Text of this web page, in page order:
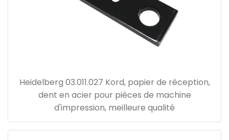
Heidelberg 03.011.027 Kord, papier de réception,
dent en acier pour pièces de machine
d'impression, meilleure qualité